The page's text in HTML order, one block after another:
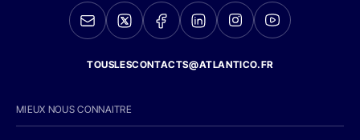
TOUSLESCONTACTS@ATLANTICO.FR
MIEUX NOUS CONNAITRE